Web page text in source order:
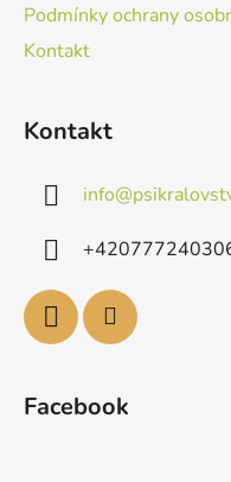
Podmínky ochrany
Kontakt
Kontakt
info@
Facebook